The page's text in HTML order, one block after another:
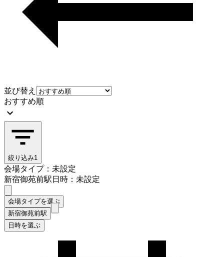
並び替え
おすすめ順
絞り込み1
会場タイプ：未設定
新宿御苑前駅日時：未設定
会場タイプを選ぶ
新宿御苑前駅
日時を選ぶ